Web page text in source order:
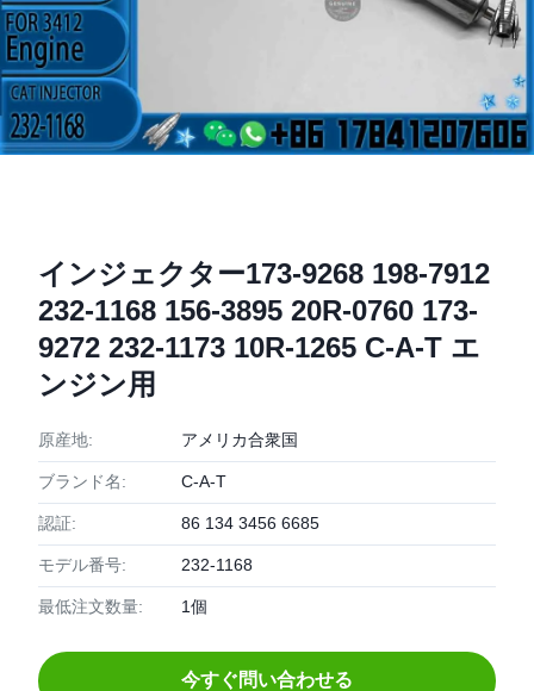
インジェクター173-9268 198-7912
232-1168 156-3895 20R-0760 173-
9272 232-1173 10R-1265 C-A-T エ
ンジン用
原産地: アメリカ合衆国
ブランド名: C-A-T
認証: 86 134 3456 6685
モデル番号: 232-1168
最低注文数量: 1個
今すぐ問い合わせる